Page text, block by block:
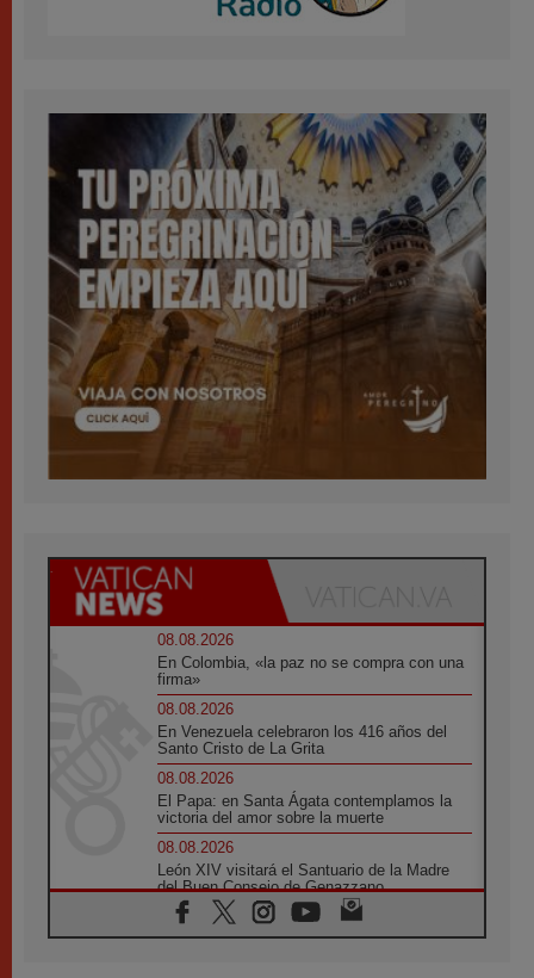
08.08.2026
En Colombia, «la paz no se compra con una
firma»
08.08.2026
En Venezuela celebraron los 416 años del
Santo Cristo de La Grita
08.08.2026
El Papa: en Santa Ágata contemplamos la
victoria del amor sobre la muerte
08.08.2026
León XIV visitará el Santuario de la Madre
del Buen Consejo de Genazzano
07.08.2026
Filipinas: el Vicariato Apostólico de Calapán